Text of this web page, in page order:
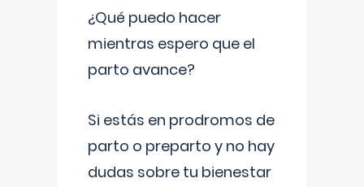
¿Qué puedo hacer
mientras espero que el
parto avance?
Si estás en prodromos de
parto o preparto y no hay
dudas sobre tu bienestar